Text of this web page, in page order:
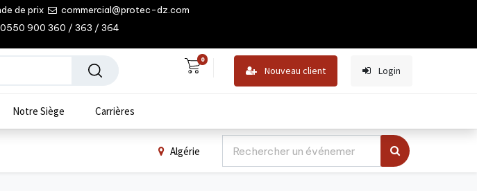
de prix
commercial@protec-dz.com
0550 900 360 / 363 / 364
0
Nouveau client Login
Notre Siège Carrières
Algérie